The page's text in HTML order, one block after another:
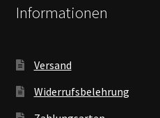
Informationen
Versand
Widerrufsbelehrung